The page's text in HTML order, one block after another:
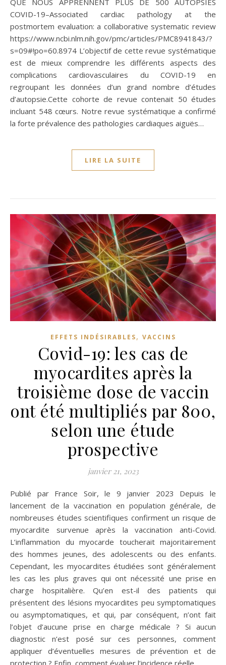
COVID-19–Associated cardiac pathology at the
postmortem evaluation: a collaborative systematic review
https://www.ncbi.nlm.nih.gov/pmc/articles/PMC8941843/?
s=09#!po=60.8974 L’objectif de cette revue systématique
est de mieux comprendre les différents aspects des
complications cardiovasculaires du COVID-19 en
regroupant les données d’un grand nombre d’études
d’autopsie.Cette cohorte de revue contenait 50 études
incluant 548 cœurs. Notre revue systématique a confirmé
la forte prévalence des pathologies cardiaques aiguës…
LIRE LA SUITE
EFFETS INDÉSIRABLES, VACCINS
Covid-19: les cas de
myocardites après la
troisième dose de vaccin
ont été multipliés par 800,
selon une étude
prospective
janvier 21, 2023
Publié par France Soir, le 9 janvier 2023 Depuis le
lancement de la vaccination en population générale, de
nombreuses études scientifiques confirment un risque de
myocardite survenue après la vaccination anti-Covid.
L’inflammation du myocarde toucherait majoritairement
des hommes jeunes, des adolescents ou des enfants.
Cependant, les myocardites étudiées sont généralement
les cas les plus graves qui ont nécessité une prise en
charge hospitalière. Qu’en est-il des patients qui
présentent des lésions myocardites peu symptomatiques
ou asymptomatiques, et qui, par conséquent, n’ont fait
l’objet d’aucune prise en charge médicale ? Si aucun
diagnostic n’est posé sur ces personnes, comment
appliquer d’éventuelles mesures de prévention et de